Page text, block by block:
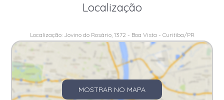
Localização
Localização: Jovino do Rosário, 1372 - Boa Vista - Curitiba/PR
MOSTRAR NO MAPA